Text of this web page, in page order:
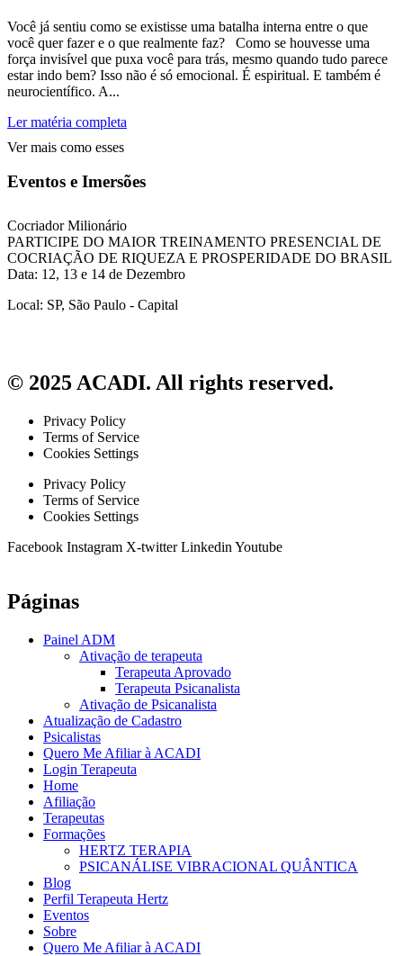
Você já sentiu como se existisse uma batalha interna entre o que
você quer fazer e o que realmente faz? Como se houvesse uma
força invisível que puxa você para trás, mesmo quando tudo parece
estar indo bem? Isso não é só emocional. É espiritual. E também é
neurocientífico. A...
Ler matéria completa
Ver mais como esses
Eventos e Imersões
Cocriador Milionário
PARTICIPE DO MAIOR TREINAMENTO PRESENCIAL DE
COCRIAÇÃO DE RIQUEZA E PROSPERIDADE DO BRASIL
Data: 12, 13 e 14 de Dezembro
Local: SP, São Paulo - Capital
© 2025 ACADI. All rights reserved.
Privacy Policy
Terms of Service
Cookies Settings
Privacy Policy
Terms of Service
Cookies Settings
Facebook Instagram X-twitter Linkedin Youtube
Páginas
Painel ADM
Ativação de terapeuta
Terapeuta Aprovado
Terapeuta Psicanalista
Ativação de Psicanalista
Atualização de Cadastro
Psicalistas
Quero Me Afiliar à ACADI
Login Terapeuta
Home
Afiliação
Terapeutas
Formações
HERTZ TERAPIA
PSICANÁLISE VIBRACIONAL QUÂNTICA
Blog
Perfil Terapeuta Hertz
Eventos
Sobre
Quero Me Afiliar à ACADI